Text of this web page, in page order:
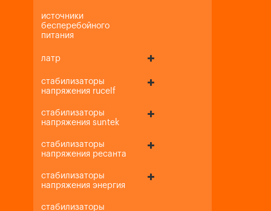
источники
бесперебойного
питания
латр
стабилизаторы
напряжения rucelf
стабилизаторы
напряжения suntek
стабилизаторы
напряжения ресанта
стабилизаторы
напряжения энергия
стабилизаторы